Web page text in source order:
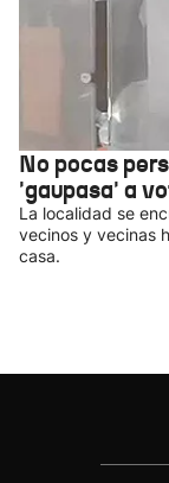
No pocas
'gaupasa' a
La localidad se
vecinos y vecinas
casa.